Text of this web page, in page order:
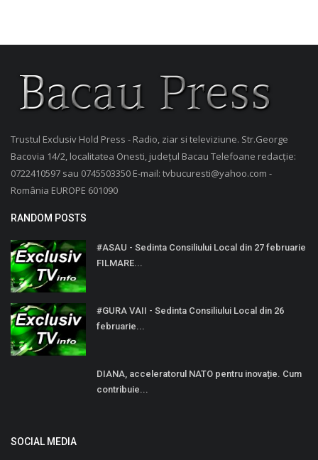
Trustul Exclusiv Hold Press - Radio, ziar si televiziune. Str.George
Bacovia 14/2, localitatea Onesti, județul Bacau Telefoane redacție:
0722410597 sau 0745503350 E-mail: tvbucuresti@yahoo.com -
România EUROPE 601090
RANDOM POSTS
#ASAU - Sedinta Consiliului Local din 27 februarie
FILMARE...
#GURA VAII - Sedinta Consiliului Local din 26
februarie...
DIANA, acceleratorul NATO pentru inovație. Cum
contribuie...
SOCIAL MEDIA